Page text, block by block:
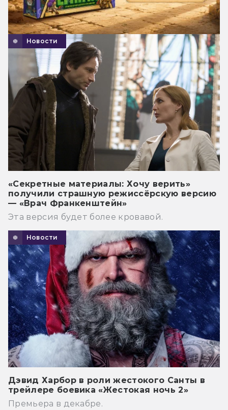
Новости
«Секретные материалы: Хочу верить»
получили страшную режиссёрскую версию
— «Врач Франкенштейн»
Эта версия будет более кровавой.
Новости
Дэвид Харбор в роли жестокого Санты в
трейлере боевика «Жестокая ночь 2»
Премьера в декабре.